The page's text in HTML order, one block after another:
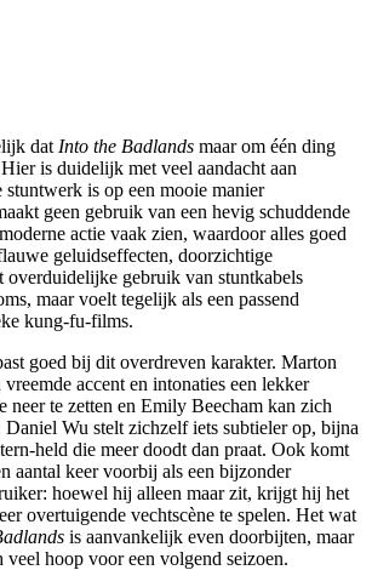
dat Into the Badlands maar om één ding
is duidelijk met veel aandacht aan
stuntwerk is op een mooie manier
geen gebruik van een hevig schuddende
actie vaak zien, waardoor alles goed
geluidseffecten, doorzichtige
overduidelijke gebruik van stuntkabels
maar voelt tegelijk als een passend
kung-fu-films.
goed bij dit overdreven karakter. Marton
accent en intonaties een lekker
neer te zetten en Emily Beecham kan zich
Daniel Wu stelt zichzelf iets subtieler op, bijna
held die meer doodt dan praat. Ook komt
aantal keer voorbij als een bijzonder
hoewel hij alleen maar zit, krijgt hij het
overtuigende vechtscène te spelen. Het wat
is aanvankelijk even doorbijten, maar
hoop voor een volgend seizoen.